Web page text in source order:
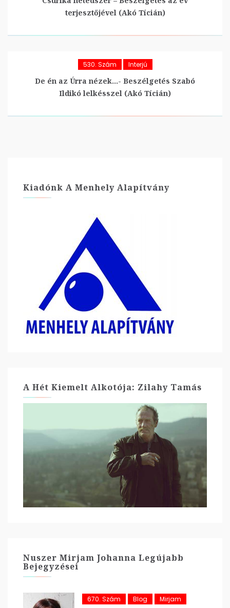
terjesztőjével (Akó Tícián)
530. Szám Interjú
De én az Úrra nézek…- Beszélgetés Szabó
Ildikó lelkésszel (Akó Tícián)
Kiadónk A Menhely Alapítvány
A Hét Kiemelt Alkotója: Zilahy Tamás
Nuszer Mirjam Johanna Legújabb
Bejegyzései
670. Szám Blog Mirjam